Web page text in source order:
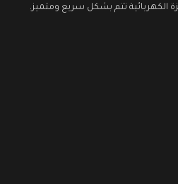
الكهربائية تتم بشكل سريع ومتميز.